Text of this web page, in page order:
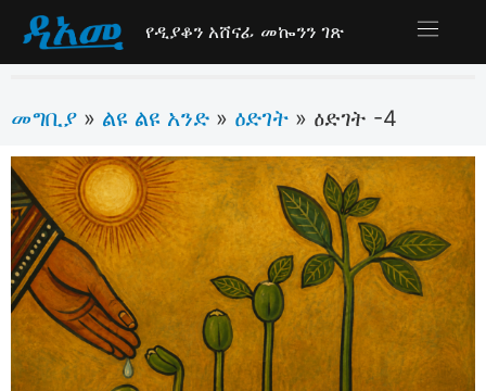
የዲያቆን አሸናፊ መኰንን ገጽ
መግቢያ » ልዩ ልዩ አንድ » ዕድገት » ዕድገት -4